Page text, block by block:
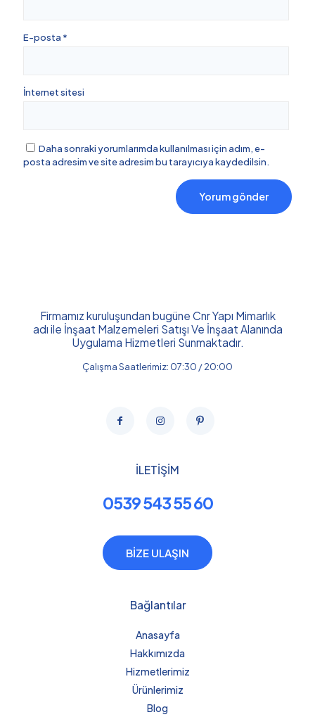
E-posta *
İnternet sitesi
Daha sonraki yorumlarımda kullanılması için adım, e-
posta adresim ve site adresim bu tarayıcıya kaydedilsin.
Firmamız kuruluşundan bugüne Cnr Yapı Mimarlık
adı ile İnşaat Malzemeleri Satışı Ve İnşaat Alanında
Uygulama Hizmetleri Sunmaktadır.
Çalışma Saatlerimiz: 07:30 / 20:00
İLETİŞİM
0539 543 55 60
BİZE ULAŞIN
Bağlantılar
Anasayfa
Hakkımızda
Hizmetlerimiz
Ürünlerimiz
Blog